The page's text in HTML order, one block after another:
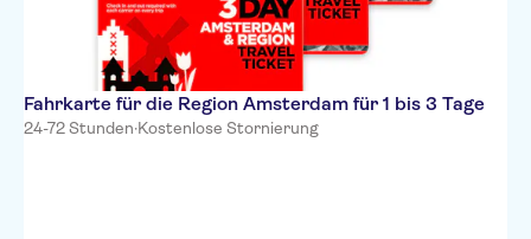
Fahrkarte für die Region Amsterdam für 1 bis 3 Tage
24-72 Stunden·Kostenlose Stornierung